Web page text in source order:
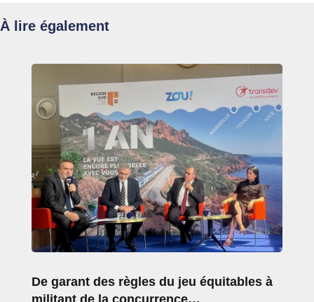
À lire également
De garant des règles du jeu équitables à